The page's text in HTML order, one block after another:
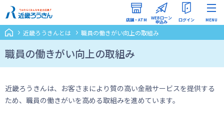
店舗・ATM WEBローン
申込み ログイン
インターネットバンキング
（ろうきんダイレクト）
MENU
近畿ろうきんとは 職員の働きがい向上の取組み
職員の働きがい向上の取組み
近畿ろうきんは、お客さまにより質の高い金融サービスを提供する
ため、職員の働きがいを高める取組みを進めています。